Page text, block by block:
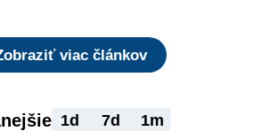
viac článkov
1d 7d 1m